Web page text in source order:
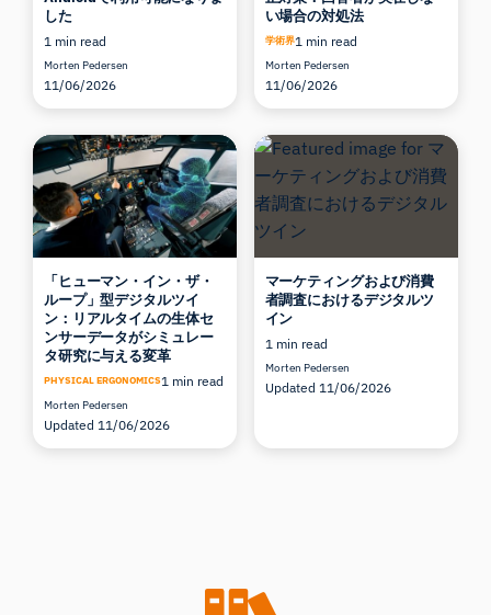
した
1 min read
Morten Pedersen
11/06/2026
い場合の対処法
学術界1 min read
Morten Pedersen
11/06/2026
「ヒューマン・イン・ザ・
ループ」型デジタルツイ
ン：リアルタイムの生体セ
ンサーデータがシミュレー
タ研究に与える変革
PHYSICAL ERGONOMICS1 min read
Morten Pedersen
Updated 11/06/2026
マーケティングおよび消費
者調査におけるデジタルツ
イン
1 min read
Morten Pedersen
Updated 11/06/2026